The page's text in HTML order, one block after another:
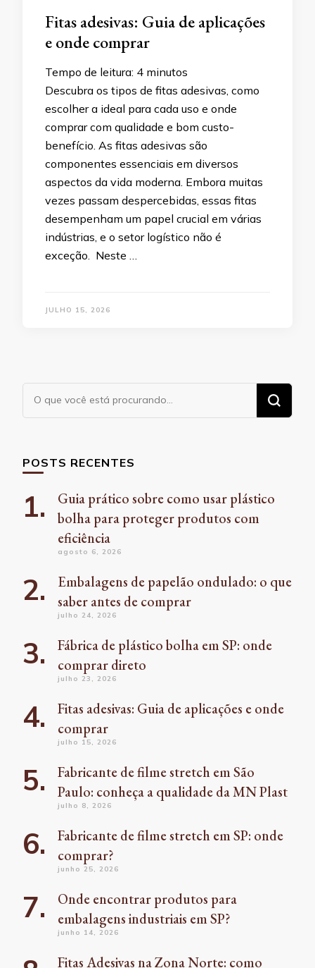
Fitas adesivas: Guia de aplicações
e onde comprar
Tempo de leitura: 4 minutos
Descubra os tipos de fitas adesivas, como
escolher a ideal para cada uso e onde
comprar com qualidade e bom custo-
benefício. As fitas adesivas são
componentes essenciais em diversos
aspectos da vida moderna. Embora muitas
vezes passam despercebidas, essas fitas
desempenham um papel crucial em várias
indústrias, e o setor logístico não é
exceção. Neste …
JULHO 15, 2026
Procurando
algo?
POSTS RECENTES
Guia prático sobre como usar plástico
bolha para proteger produtos com
eficiência
agosto 6, 2026
Embalagens de papelão ondulado: o que
saber antes de comprar
julho 24, 2026
Fábrica de plástico bolha em SP: onde
comprar direto
julho 23, 2026
Fitas adesivas: Guia de aplicações e onde
comprar
julho 15, 2026
Fabricante de filme stretch em São
Paulo: conheça a qualidade da MN Plast
julho 8, 2026
Fabricante de filme stretch em SP: onde
comprar?
junho 25, 2026
Onde encontrar produtos para
embalagens industriais em SP?
junho 14, 2026
Fitas Adesivas na Zona Norte: como